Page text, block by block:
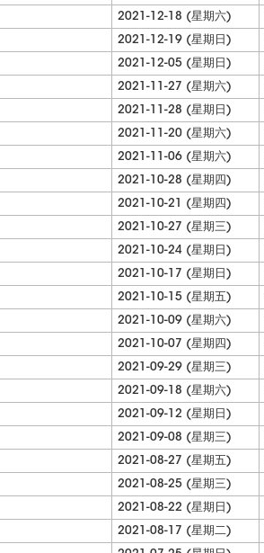
2021-12-18 (星期六)
2021-12-19 (星期日)
2021-12-05 (星期日)
2021-11-27 (星期六)
2021-11-28 (星期日)
2021-11-20 (星期六)
2021-11-06 (星期六)
2021-10-28 (星期四)
2021-10-21 (星期四)
2021-10-27 (星期三)
2021-10-24 (星期日)
2021-10-17 (星期日)
2021-10-15 (星期五)
2021-10-09 (星期六)
2021-10-07 (星期四)
2021-09-29 (星期三)
2021-09-18 (星期六)
2021-09-12 (星期日)
2021-09-08 (星期三)
2021-08-27 (星期五)
2021-08-25 (星期三)
2021-08-22 (星期日)
2021-08-17 (星期二)